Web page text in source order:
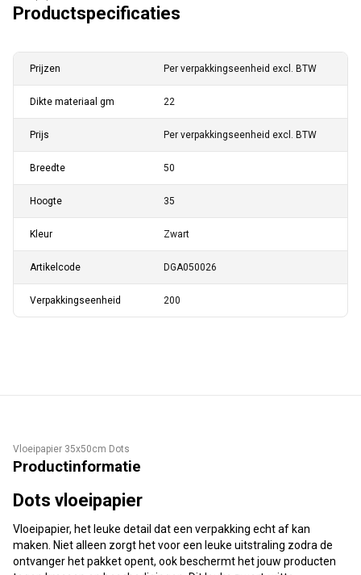
Productspecificaties
Prijzen Per verpakkingseenheid excl. BTW
Dikte materiaal gm 22
Prijs Per verpakkingseenheid excl. BTW
Breedte 50
Hoogte 35
Kleur Zwart
Artikelcode DGA050026
Verpakkingseenheid 200
Vloeipapier 35x50cm Dots
Productinformatie
Dots vloeipapier
Vloeipapier, het leuke detail dat een verpakking echt af kan
maken. Niet alleen zorgt het voor een leuke uitstraling zodra de
ontvanger het pakket opent, ook beschermt het jouw producten